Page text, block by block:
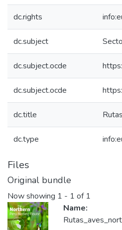
dc.rights
dc.subject
dc.subject.ocde
dc.subject.ocde
dc.title
dc.type
Files
Original bundle
Now showing 1 - 1 of 1
Name: